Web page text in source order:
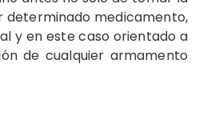
determinado medicamento,
y en este caso orientado a
de cualquier armamento